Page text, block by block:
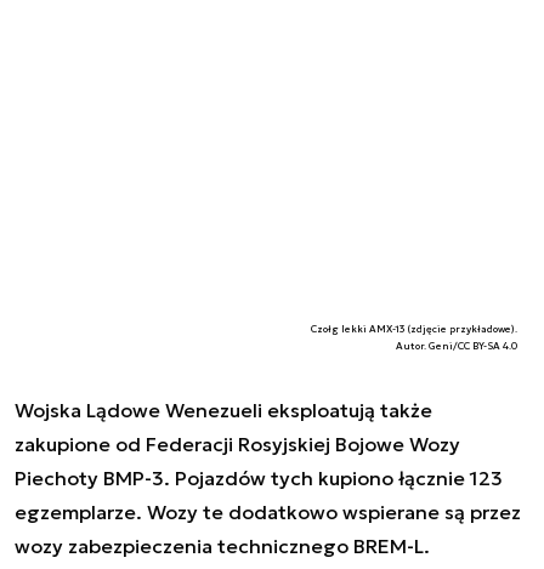
Czołg lekki AMX-13 (zdjęcie przykładowe).
Autor. Geni/CC BY-SA 4.0
Wojska Lądowe Wenezueli eksploatują także
zakupione od Federacji Rosyjskiej Bojowe Wozy
Piechoty BMP-3. Pojazdów tych kupiono łącznie 123
egzemplarze. Wozy te dodatkowo wspierane są przez
wozy zabezpieczenia technicznego BREM-L.